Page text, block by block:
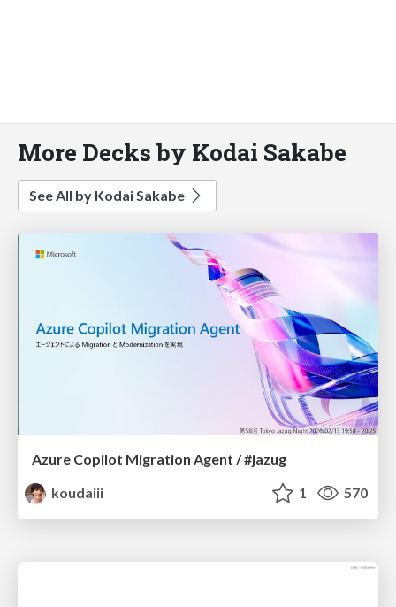
More Decks by Kodai Sakabe
See All by Kodai Sakabe
Azure Copilot Migration Agent / #jazug
koudaiii
1 570